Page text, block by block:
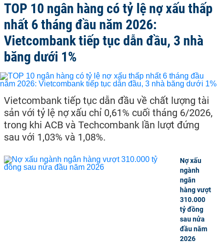
TOP 10 ngân hàng có tỷ lệ nợ xấu thấp
nhất 6 tháng đầu năm 2026:
Vietcombank tiếp tục dẫn đầu, 3 nhà
băng dưới 1%
Vietcombank tiếp tục dẫn đầu về chất lượng tài
sản với tỷ lệ nợ xấu chỉ 0,61% cuối tháng 6/2026,
trong khi ACB và Techcombank lần lượt đứng
sau với 1,03% và 1,08%.
Nợ xấu
ngành
ngân
hàng vượt
310.000
tỷ đồng
sau nửa
đầu năm
2026